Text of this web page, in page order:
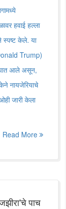
हवाई हल्ला
स्पष्ट केले. या
Trump)
आले असून,
नायजेरियाचे
जारी केला
Read More
पाच